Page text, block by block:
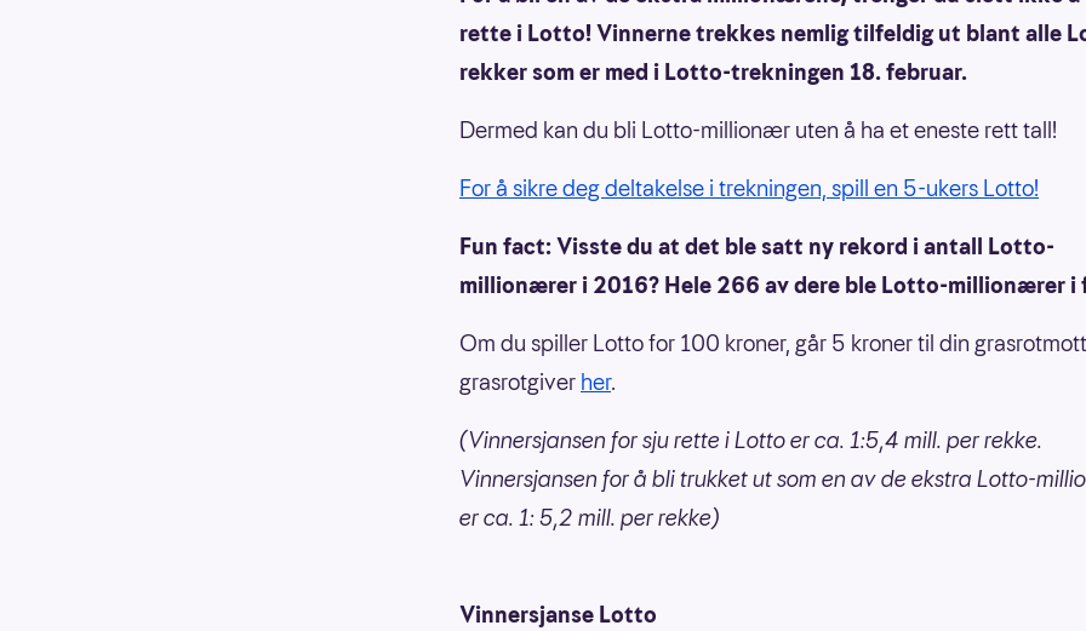
rette i Lotto! Vinnerne trekkes nemlig tilfeldig ut blant alle
rekker som er med i Lotto-trekningen 18. februar.
Dermed kan du bli Lotto-millionær uten å ha et eneste rett tall!
For å sikre deg deltakelse i trekningen, spill en 5-ukers Lotto!
Fun fact: Visste du at det ble satt ny rekord i antall Lotto-
millionærer i 2016? Hele 266 av dere ble Lotto-millionærer i
Om du spiller Lotto for 100 kroner, går 5 kroner til din
grasrotgiver her.
(Vinnersjansen for sju rette i Lotto er ca. 1:5,4 mill. per rekke.
Vinnersjansen for å bli trukket ut som en av de ekstra Lotto-
er ca. 1: 5,2 mill. per rekke)
Vinnersjanse Lotto